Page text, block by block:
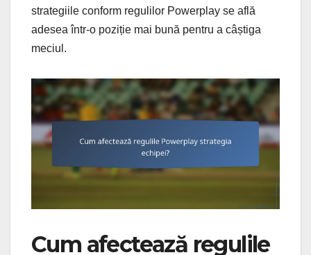
strategiile conform regulilor Powerplay se află
adesea într-o poziție mai bună pentru a câștiga
meciul.
Cum afectează regulile